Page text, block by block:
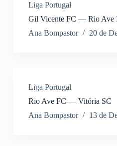
Liga Portugal
Gil Vicente FC — Rio Ave
Ana Bompastor
20 de
Liga Portugal
Rio Ave FC — Vitória SC
Ana Bompastor
13 de